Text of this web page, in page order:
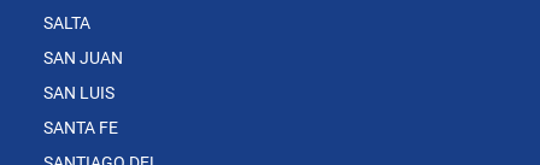
SALTA
SAN JUAN
SAN LUIS
SANTA FE